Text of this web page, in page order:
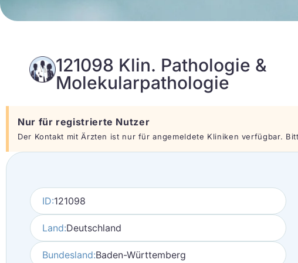
121098 Klin. Pathologie &
Molekularpathologie
Nur für registrierte Nutzer
Der Kontakt mit Ärzten ist nur für angemeldete Kliniken verfügbar.
ID:121098
Land:Deutschland
Bundesland:Baden-Württemberg